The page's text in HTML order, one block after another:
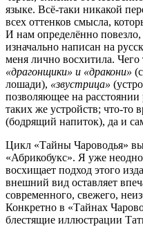
языке. Всё-таки никакой
всех оттенков смысла,
И нам определённо
изначально написан на
меня лично восхитила. Чего
«драгонщики» и «дракони»
лошади), «звустрица»
позволяющее на расстоянии
таких же устройств; что-то
(бодрящий напиток), да и
Цикл «Тайны Чароводья»
«Абрикобукс». Я уже
восхищает подход этого
внешний вид оставляет
современного, свежего,
Конкретно в «Тайнах
блестящие иллюстрации